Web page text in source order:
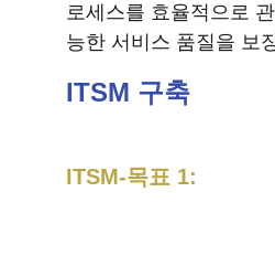
로세스를 효율적으로
능한 서비스 품질을 보
ITSM 구축
ITSM-목표 1: